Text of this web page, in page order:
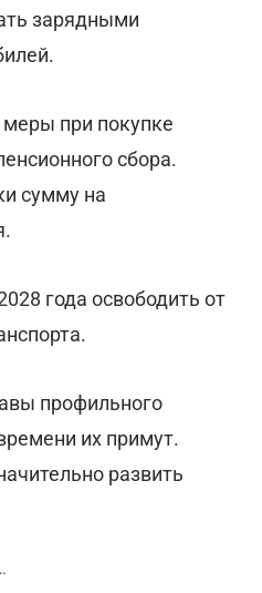
зарядными
при покупке
сбора.
сумму на
года освободить от
профильного
их примут.
развить
налоговые преференции